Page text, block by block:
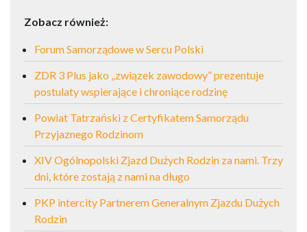
Zobacz również:
Forum Samorządowe w Sercu Polski
ZDR 3 Plus jako „związek zawodowy” prezentuje
postulaty wspierające i chroniące rodzinę
Powiat Tatrzański z Certyfikatem Samorządu
Przyjaznego Rodzinom
XIV Ogólnopolski Zjazd Dużych Rodzin za nami. Trzy
dni, które zostają z nami na długo
PKP intercity Partnerem Generalnym Zjazdu Dużych
Rodzin